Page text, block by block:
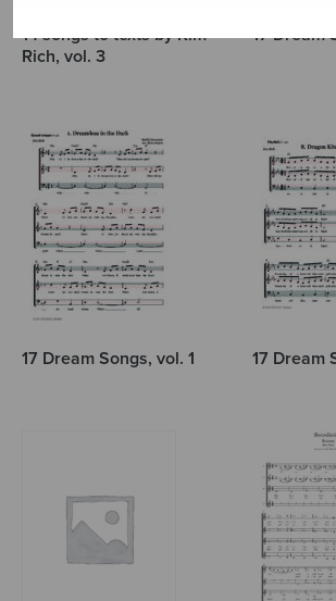
14 songs to texts by Kim
Rich, vol. 3
17 Dream
17 Dream Songs, vol. 1 17 Dream